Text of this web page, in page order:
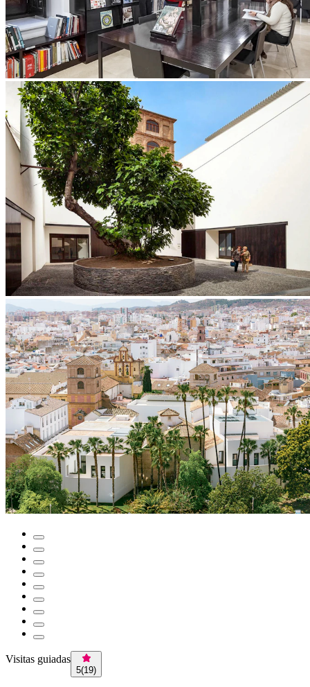
Visitas guiadas
5(19)